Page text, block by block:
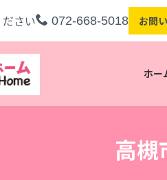
さい 072-668-5018 お問
ホー
高槻